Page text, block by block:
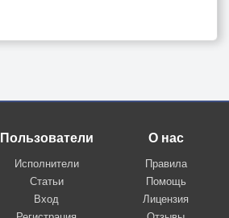
Пользователи
Исполнители
Статьи
Вход
О нас
Правила
Помощь
Лицензия